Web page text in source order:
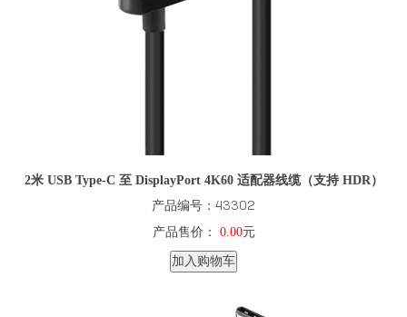
2米 USB Type-C 至 DisplayPort 4K60 适配器线缆（支持 HDR）
产品编号：43302
产品售价： 0.00元
加入购物车